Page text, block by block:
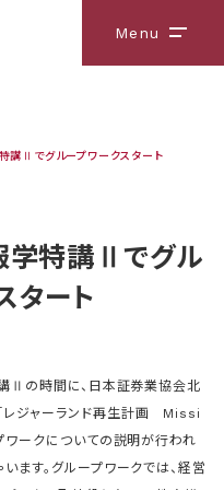
Menu メニ
講Ⅱでグループワークスタート
学特講Ⅱでグル
タート
Ⅱの時間に、日本証券業協会北
レジャーランド再生計画 Missi
ワークについての説明が行われ
ます。グループワークでは、経営